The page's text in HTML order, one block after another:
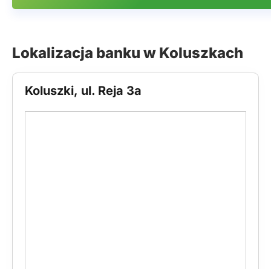
Lokalizacja banku w Koluszkach
Koluszki, ul. Reja 3a